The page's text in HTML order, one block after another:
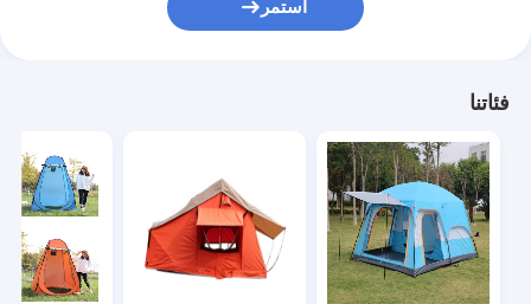
مركبة كهربائية تعمل ببطارية الليثيوم
عربة عربة قابلة للطي
استمر
فئاتنا